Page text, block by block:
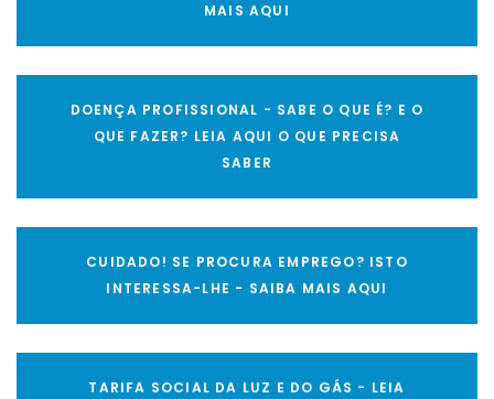
MAIS AQUI
DOENÇA PROFISSIONAL - SABE O QUE É? E O
QUE FAZER? LEIA AQUI O QUE PRECISA
SABER
CUIDADO! SE PROCURA EMPREGO? ISTO
INTERESSA-LHE - SAIBA MAIS AQUI
TARIFA SOCIAL DA LUZ E DO GÁS - LEIA